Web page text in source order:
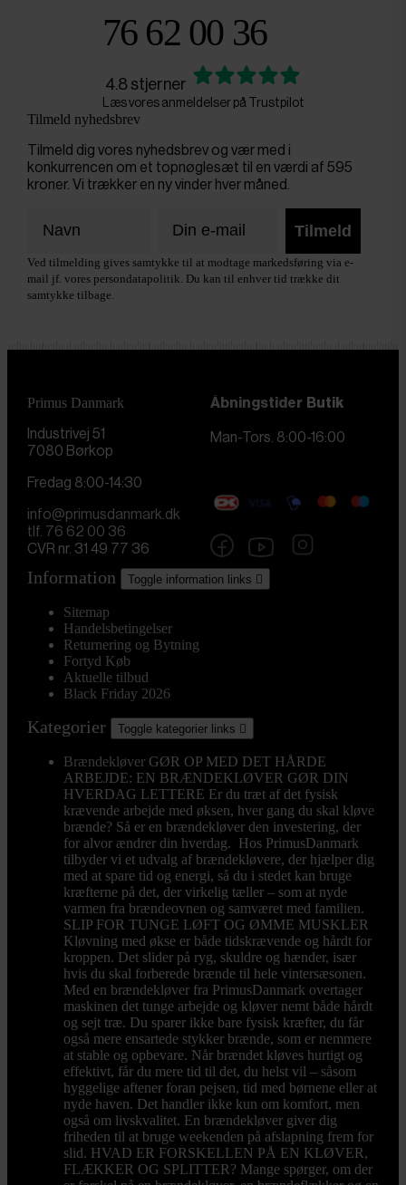
76 62 00 36
4.8 stjerner
Læs vores anmeldelser på Trustpilot
Tilmeld nyhedsbrev
Tilmeld dig vores nyhedsbrev og vær med i
konkurrencen om et topnøglesæt til en værdi af 595
kroner. Vi trækker en ny vinder hver måned.
Tilmeld
Ved tilmelding gives samtykke til at modtage markedsføring via e-
mail jf. vores persondatapolitik. Du kan til enhver tid trække dit
samtykke tilbage.
Primus Danmark
Industrivej 51
7080 Børkop
Åbningstider Butik
Man-Tors. 8:00-16:00
Fredag 8:00-14:30
info@primusdanmark.dk
tlf. 76 62 00 36
CVR nr. 31 49 77 36
Information Toggle information links 
Sitemap
Handelsbetingelser
Returnering og Bytning
Fortyd Køb
Aktuelle tilbud
Black Friday 2026
Kategorier Toggle kategorier links 
Brændekløver GØR OP MED DET HÅRDE
ARBEJDE: EN BRÆNDEKLØVER GØR DIN
HVERDAG LETTERE Er du træt af det fysisk
krævende arbejde med øksen, hver gang du skal kløve
brænde? Så er en brændekløver den investering, der
for alvor ændrer din hverdag. Hos PrimusDanmark
tilbyder vi et udvalg af brændekløvere, der hjælper dig
med at spare tid og energi, så du i stedet kan bruge
kræfterne på det, der virkelig tæller – som at nyde
varmen fra brændeovnen og samværet med familien.
SLIP FOR TUNGE LØFT OG ØMME MUSKLER
Kløvning med økse er både tidskrævende og hårdt for
kroppen. Det slider på ryg, skuldre og hænder, især
hvis du skal forberede brænde til hele vintersæsonen.
Med en brændekløver fra PrimusDanmark overtager
maskinen det tunge arbejde og kløver nemt både hårdt
og sejt træ. Du sparer ikke bare fysisk kræfter, du får
også mere ensartede stykker brænde, som er nemmere
at stable og opbevare. Når brændet kløves hurtigt og
effektivt, får du mere tid til det, du helst vil – såsom
hyggelige aftener foran pejsen, tid med børnene eller at
nyde haven. Det handler ikke kun om komfort, men
også om livskvalitet. En brændekløver giver dig
friheden til at bruge weekenden på afslapning frem for
slid. HVAD ER FORSKELLEN PÅ EN KLØVER,
FLÆKKER OG SPLITTER? Mange spørger, om der